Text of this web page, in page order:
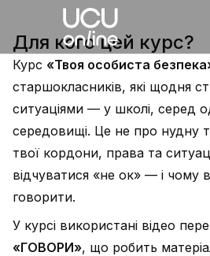
Назад
Для кого цей курс?
Курс «Твоя особиста
старшокласників, які щодня
ситуаціями — у школі, серед
середовищі. Це не про нудну
твої кордони, права та
відчуватися «не ок» — і чому
говорити.
У курсі використані відео
«ГОВОРИ», що робить